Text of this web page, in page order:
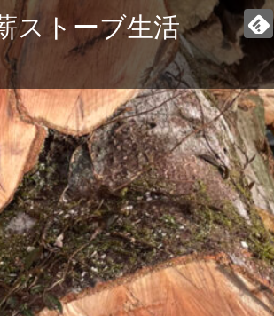
ストーブ生活